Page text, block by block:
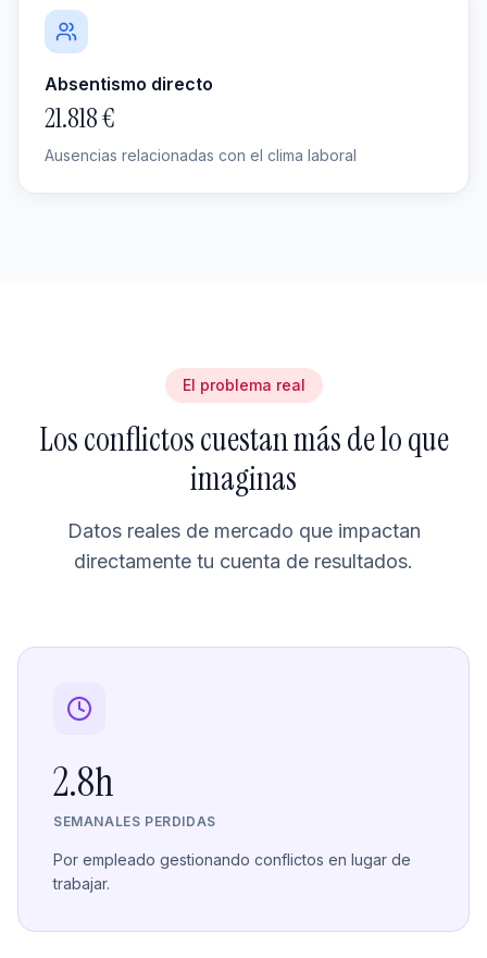
Absentismo directo
21.818 €
Ausencias relacionadas con el clima laboral
El problema real
Los conflictos cuestan más de lo que
imaginas
Datos reales de mercado que impactan
directamente tu cuenta de resultados.
2.8h
SEMANALES PERDIDAS
Por empleado gestionando conflictos en lugar de
trabajar.